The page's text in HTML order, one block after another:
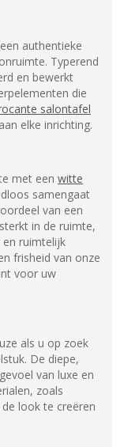
authentieke
Typerend
en bewerkt
die
salontafel
elke inrichting.
met een witte
samengaat
van een
in de ruimte,
ruimtelijk
frisheid van onze
voor uw
als u op zoek
De diepe,
van luxe en
zoals
look te creëren